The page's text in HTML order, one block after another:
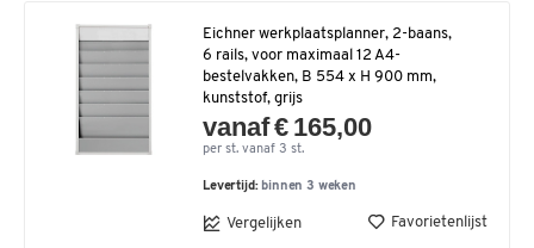
Eichner werkplaatsplanner, 2-baans,
6 rails, voor maximaal 12 A4-
bestelvakken, B 554 x H 900 mm,
kunststof, grijs
vanaf € 165,00
per st. vanaf 3 st.
Levertijd: binnen 3 weken
Vergelijken Favorietenlijst